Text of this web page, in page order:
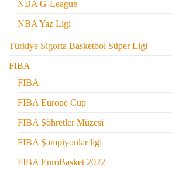
NBA G-League
NBA Yaz Ligi
Türkiye Sigorta Basketbol Süper Ligi
FIBA
FIBA
FIBA Europe Cup
FIBA Şöhretler Müzesi
FIBA Şampiyonlar ligi
FIBA EuroBasket 2022